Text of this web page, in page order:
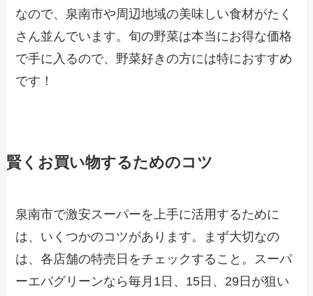
なので、泉南市や周辺地域の美味しい食材がたく
さん並んでいます。旬の野菜は本当にお得な価格
で手に入るので、野菜好きの方には特におすすめ
です！
賢くお買い物するためのコツ
泉南市で激安スーパーを上手に活用するために
は、いくつかのコツがあります。まず大切なの
は、各店舗の特売日をチェックすること。スーパ
ーエバグリーンなら毎月1日、15日、29日が狙い